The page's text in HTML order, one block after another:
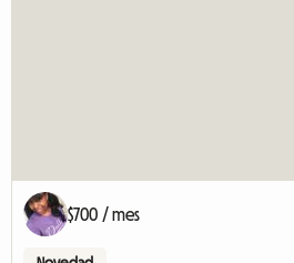
$700 / mes